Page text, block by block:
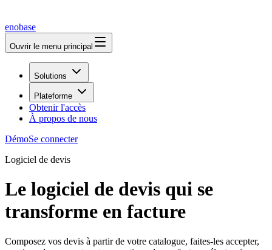
enobase
Ouvrir le menu principal
Solutions
Plateforme
Obtenir l'accès
À propos de nous
DémoSe connecter
Logiciel de devis
Le logiciel de devis qui se
transforme en facture
Composez vos devis à partir de votre catalogue, faites-les accepter,